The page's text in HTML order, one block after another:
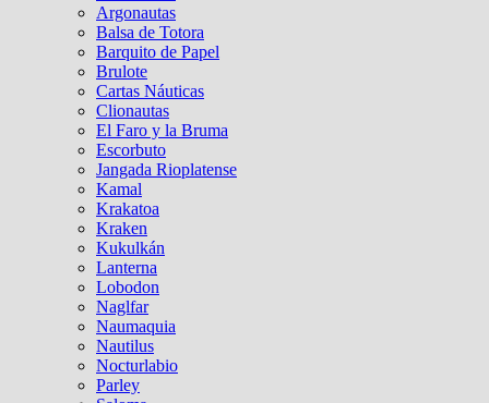
Argonautas
Balsa de Totora
Barquito de Papel
Brulote
Cartas Náuticas
Clionautas
El Faro y la Bruma
Escorbuto
Jangada Rioplatense
Kamal
Krakatoa
Kraken
Kukulkán
Lanterna
Lobodon
Naglfar
Naumaquia
Nautilus
Nocturlabio
Parley